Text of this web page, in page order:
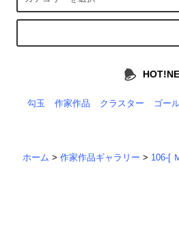
勾玉 作家作品 クラスター ゴー
ホーム >作家作品ギャラリー > 106-[